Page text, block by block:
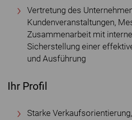
Vertretung des
Kundenveranstaltungen,
Zusammenarbeit mit
Sicherstellung einer
und Ausführung
Ihr Profil
Starke Verkaufsorientierung,